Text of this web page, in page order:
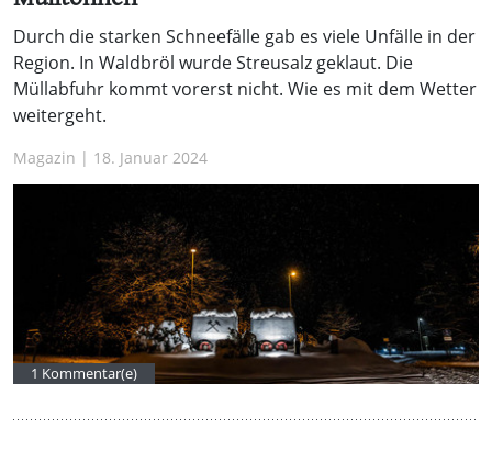
Durch die starken Schneefälle gab es viele Unfälle in der
Region. In Waldbröl wurde Streusalz geklaut. Die
Müllabfuhr kommt vorerst nicht. Wie es mit dem Wetter
weitergeht.
Magazin | 18. Januar 2024
1 Kommentar(e)